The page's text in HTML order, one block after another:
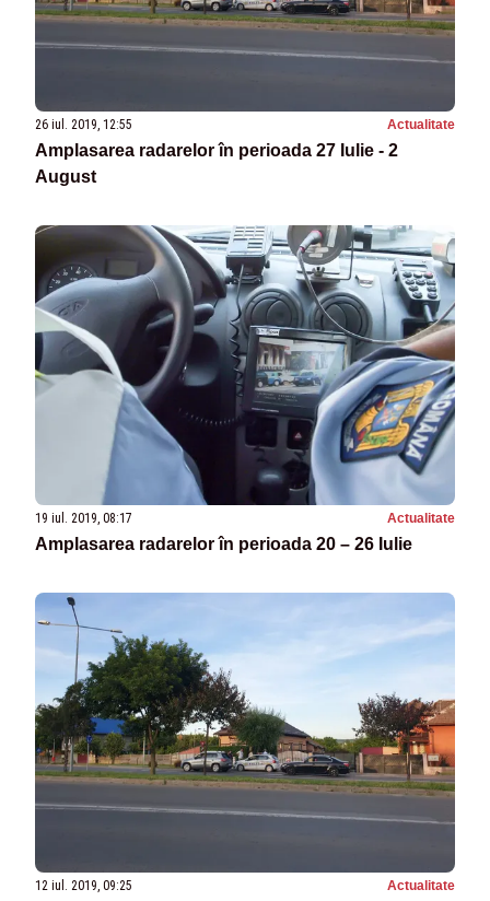
26 iul. 2019, 12:55 Actualitate
Amplasarea radarelor în perioada 27 Iulie - 2
August
19 iul. 2019, 08:17 Actualitate
Amplasarea radarelor în perioada 20 – 26 Iulie
12 iul. 2019, 09:25 Actualitate